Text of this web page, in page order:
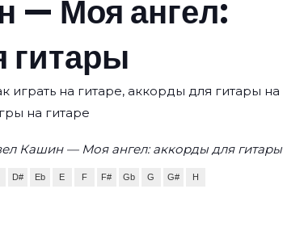
— Моя ангел:
гитары
на гитаре, аккорды для гитары на
на гитаре
Кашин — Моя ангел: аккорды для гитары
D# Eb E F F# Gb G G# H